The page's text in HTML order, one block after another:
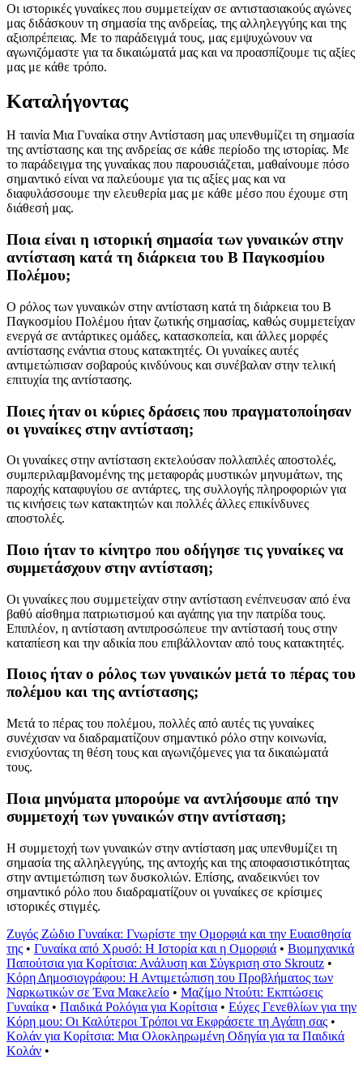
Οι ιστορικές γυναίκες που συμμετείχαν σε αντιστασιακούς αγώνες
μας διδάσκουν τη σημασία της ανδρείας, της αλληλεγγύης και της
αξιοπρέπειας. Με το παράδειγμά τους, μας εμψυχώνουν να
αγωνιζόμαστε για τα δικαιώματά μας και να προασπίζουμε τις αξίες
μας με κάθε τρόπο.
Καταλήγοντας
Η ταινία Μια Γυναίκα στην Αντίσταση μας υπενθυμίζει τη σημασία
της αντίστασης και της ανδρείας σε κάθε περίοδο της ιστορίας. Με
το παράδειγμα της γυναίκας που παρουσιάζεται, μαθαίνουμε πόσο
σημαντικό είναι να παλεύουμε για τις αξίες μας και να
διαφυλάσσουμε την ελευθερία μας με κάθε μέσο που έχουμε στη
διάθεσή μας.
Ποια είναι η ιστορική σημασία των γυναικών στην
αντίσταση κατά τη διάρκεια του Β Παγκοσμίου
Πολέμου;
Ο ρόλος των γυναικών στην αντίσταση κατά τη διάρκεια του Β
Παγκοσμίου Πολέμου ήταν ζωτικής σημασίας, καθώς συμμετείχαν
ενεργά σε αντάρτικες ομάδες, κατασκοπεία, και άλλες μορφές
αντίστασης ενάντια στους κατακτητές. Οι γυναίκες αυτές
αντιμετώπισαν σοβαρούς κινδύνους και συνέβαλαν στην τελική
επιτυχία της αντίστασης.
Ποιες ήταν οι κύριες δράσεις που πραγματοποίησαν
οι γυναίκες στην αντίσταση;
Οι γυναίκες στην αντίσταση εκτελούσαν πολλαπλές αποστολές,
συμπεριλαμβανομένης της μεταφοράς μυστικών μηνυμάτων, της
παροχής καταφυγίου σε αντάρτες, της συλλογής πληροφοριών για
τις κινήσεις των κατακτητών και πολλές άλλες επικίνδυνες
αποστολές.
Ποιο ήταν το κίνητρο που οδήγησε τις γυναίκες να
συμμετάσχουν στην αντίσταση;
Οι γυναίκες που συμμετείχαν στην αντίσταση ενέπνευσαν από ένα
βαθύ αίσθημα πατριωτισμού και αγάπης για την πατρίδα τους.
Επιπλέον, η αντίσταση αντιπροσώπευε την αντίστασή τους στην
καταπίεση και την αδικία που επιβάλλονταν από τους κατακτητές.
Ποιος ήταν ο ρόλος των γυναικών μετά το πέρας του
πολέμου και της αντίστασης;
Μετά το πέρας του πολέμου, πολλές από αυτές τις γυναίκες
συνέχισαν να διαδραματίζουν σημαντικό ρόλο στην κοινωνία,
ενισχύοντας τη θέση τους και αγωνιζόμενες για τα δικαιώματά
τους.
Ποια μηνύματα μπορούμε να αντλήσουμε από την
συμμετοχή των γυναικών στην αντίσταση;
Η συμμετοχή των γυναικών στην αντίσταση μας υπενθυμίζει τη
σημασία της αλληλεγγύης, της αντοχής και της αποφασιστικότητας
στην αντιμετώπιση των δυσκολιών. Επίσης, αναδεικνύει τον
σημαντικό ρόλο που διαδραματίζουν οι γυναίκες σε κρίσιμες
ιστορικές στιγμές.
Ζυγός Ζώδιο Γυναίκα: Γνωρίστε την Ομορφιά και την Ευαισθησία
της • Γυναίκα από Χρυσό: Η Ιστορία και η Ομορφιά • Βιομηχανικά
Παπούτσια για Κορίτσια: Ανάλυση και Σύγκριση στο Skroutz •
Κόρη Δημοσιογράφου: Η Αντιμετώπιση του Προβλήματος των
Ναρκωτικών σε Ένα Μακελείο • Μαζίμο Ντούτι: Εκπτώσεις
Γυναίκα • Παιδικά Ρολόγια για Κορίτσια • Εύχες Γενεθλίων για την
Κόρη μου: Οι Καλύτεροι Τρόποι να Εκφράσετε τη Αγάπη σας •
Κολάν για Κορίτσια: Μια Ολοκληρωμένη Οδηγία για τα Παιδικά
Κολάν •